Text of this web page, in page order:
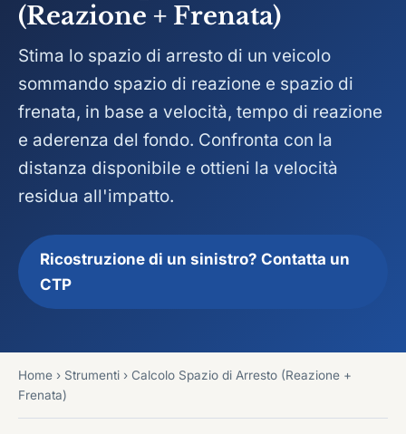
(Reazione + Frenata)
Stima lo spazio di arresto di un veicolo
sommando spazio di reazione e spazio di
frenata, in base a velocità, tempo di reazione
e aderenza del fondo. Confronta con la
distanza disponibile e ottieni la velocità
residua all'impatto.
Ricostruzione di un sinistro? Contatta un
CTP
Home › Strumenti › Calcolo Spazio di Arresto (Reazione +
Frenata)